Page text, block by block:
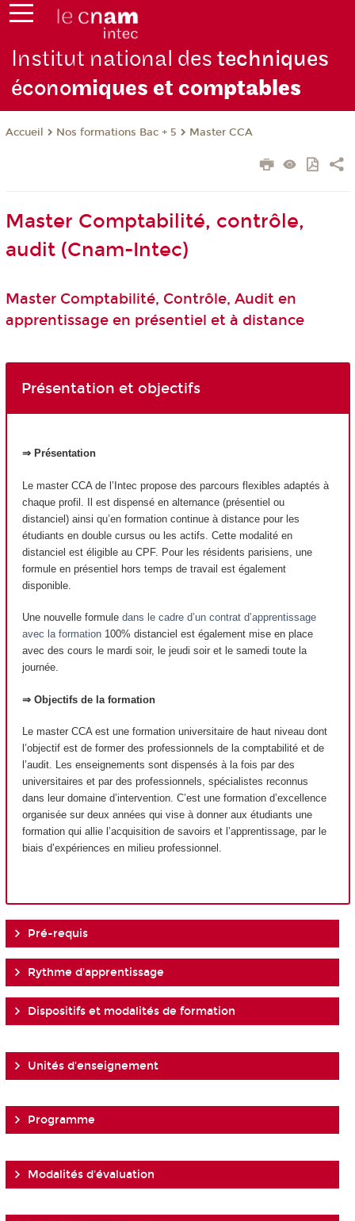
Institut national destechniques
économiques et comptables
Accueil Nos formations Bac + 5 Master CCA
Master Comptabilité, contrôle,
audit (Cnam-Intec)
Master Comptabilité, Contrôle, Audit en
apprentissage en présentiel et à distance
Présentation et objectifs
⇒ Présentation
Le master CCA de l’Intec propose des parcours flexibles adaptés à
chaque profil. Il est dispensé en alternance (présentiel ou
distanciel) ainsi qu’en formation continue à distance pour les
étudiants en double cursus ou les actifs. Cette modalité en
distanciel est éligible au CPF. Pour les résidents parisiens, une
formule en présentiel hors temps de travail est également
disponible.
Une nouvelle formule dans le cadre d’un contrat d’apprentissage
avec la formation 100% distanciel est également mise en place
avec des cours le mardi soir, le jeudi soir et le samedi toute la
journée.
⇒ Objectifs de la formation
Le master CCA est une formation universitaire de haut niveau dont
l’objectif est de former des professionnels de la comptabilité et de
l’audit. Les enseignements sont dispensés à la fois par des
universitaires et par des professionnels, spécialistes reconnus
dans leur domaine d’intervention. C’est une formation d’excellence
organisée sur deux années qui vise à donner aux étudiants une
formation qui allie l’acquisition de savoirs et l’apprentissage, par le
biais d’expériences en milieu professionnel.
Pré-requis
Rythme d'apprentissage
Dispositifs et modalités de formation
Unités d'enseignement
Programme
Modalités d'évaluation